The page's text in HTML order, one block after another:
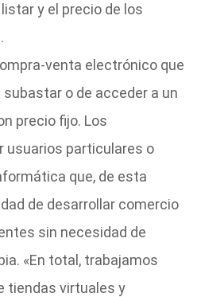
y el precio de los
venta electrónico que
o de acceder a un
precio fijo. Los
usuarios particulares o
que, de esta
de desarrollar comercio
sin necesidad de
«En total, trabajamos
tiendas virtuales y